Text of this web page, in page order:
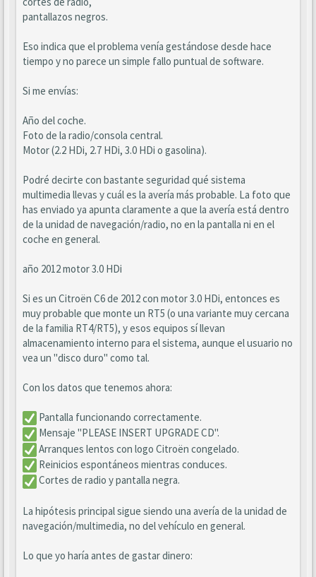
pantallazos negros.
Eso indica que el problema venía gestándose desde hace
tiempo y no parece un simple fallo puntual de software.
Si me envías:
Año del coche.
Foto de la radio/consola central.
Motor (2.2 HDi, 2.7 HDi, 3.0 HDi o gasolina).
Podré decirte con bastante seguridad qué sistema
multimedia llevas y cuál es la avería más probable. La foto que
has enviado ya apunta claramente a que la avería está dentro
de la unidad de navegación/radio, no en la pantalla ni en el
coche en general.
año 2012 motor 3.0 HDi
Si es un Citroën C6 de 2012 con motor 3.0 HDi, entonces es
muy probable que monte un RT5 (o una variante muy cercana
de la familia RT4/RT5), y esos equipos sí llevan
almacenamiento interno para el sistema, aunque el usuario no
vea un "disco duro" como tal.
Con los datos que tenemos ahora:
Pantalla funcionando correctamente.
Mensaje "PLEASE INSERT UPGRADE CD".
Arranques lentos con logo Citroën congelado.
Reinicios espontáneos mientras conduces.
Cortes de radio y pantalla negra.
La hipótesis principal sigue siendo una avería de la unidad de
navegación/multimedia, no del vehículo en general.
Lo que yo haría antes de gastar dinero: